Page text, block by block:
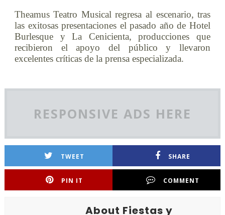
Theamus Teatro Musical regresa al escenario, tras
las exitosas presentaciones el pasado año de Hotel
Burlesque y La Cenicienta, producciones que
recibieron el apoyo del público y llevaron
excelentes críticas de la prensa especializada.
RESPONSIVE ADS HERE
TWEET SHARE
PIN IT COMMENT
About Fiestas y